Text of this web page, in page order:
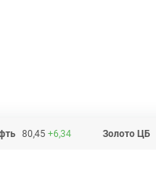
80,45 +6,34 Золото ЦБ